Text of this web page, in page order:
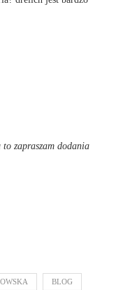
zapraszam dodania
BLOG